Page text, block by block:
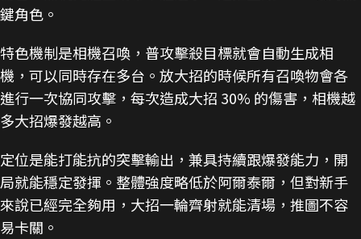
鍵角色。
特色機制是相機召喚，普攻擊殺目標就會自動生成相
機，可以同時存在多台。放大招的時候所有召喚物會各
進行一次協同攻擊，每次造成大招 30% 的傷害，相機越
多大招爆發越高。
定位是能打能抗的突擊輸出，兼具持續跟爆發能力，開
局就能穩定發揮。整體強度略低於阿爾泰爾，但對新手
來說已經完全夠用，大招一輪齊射就能清場，推圖不容
易卡關。